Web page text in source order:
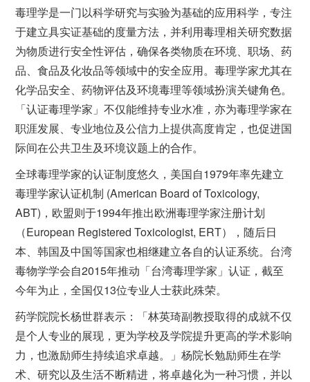
毒理学是一门以科学研究与实验为基础的应用科学，专注
于建立具实证基础的度量方法，并利用毒理相关研究数据
为物质进行安全性评估，确保各类物质在环境、职场、药
品、食品及化妆品等领域中的安全应用。毒理学家尤其在
化学品安全、药物评估及环境毒理等领域扮演关键角色。
「认证毒理学家」不仅能维持专业水准，亦为毒理学家在
职涯发展、专业地位及公信力上提供高度肯定，也促进国
际间在公共卫生及环境议题上的合作。
全球毒理学家的认证制度悠久，美国自1979年率先建立
毒理学家认证机制 (American Board of Toxicology,
ABT)，欧盟则于1994年推出欧洲毒理学家注册计划
（European Registered Toxicologist, ERT），随后日
本、韩国及中国等国家也相继建立各自的认证系统。台湾
毒物学学会自2015年推动「台湾毒理学家」认证，截至
今年为止，全国仅13位专业人士获此殊荣。
药学院院长杨世群表示：「林英琦副教授取得的成就不仅
是个人专业的展现，更为学校及学院提升更高的学术影响
力，也激励师生持续追求卓越。」杨院长勉励师生在学
术、研究以及生活不断精进，将卓越化为一种习惯，并以